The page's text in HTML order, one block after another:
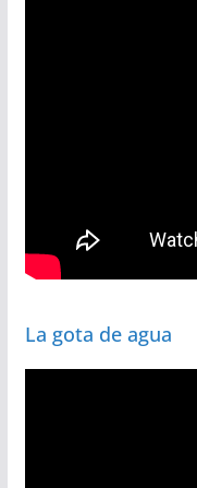
La gota de agua